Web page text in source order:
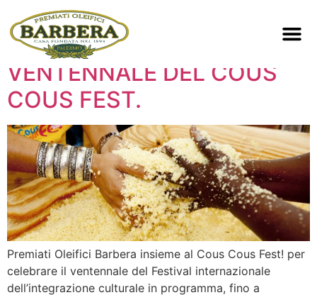
PREMIATI OLEIFICI
BARBERA FESTEGGIA IL
VENTENNALE DEL COUS
COUS FEST.
Premiati Oleifici Barbera insieme al Cous Cous Fest! per
celebrare il ventennale del Festival internazionale
dell’integrazione culturale in programma, fino a